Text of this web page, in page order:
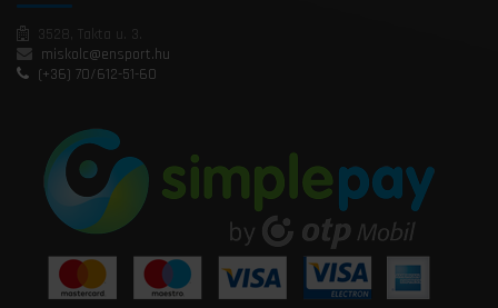
3528, Takta u. 3.
miskolc@ensport.hu
(+36) 70/612-51-60